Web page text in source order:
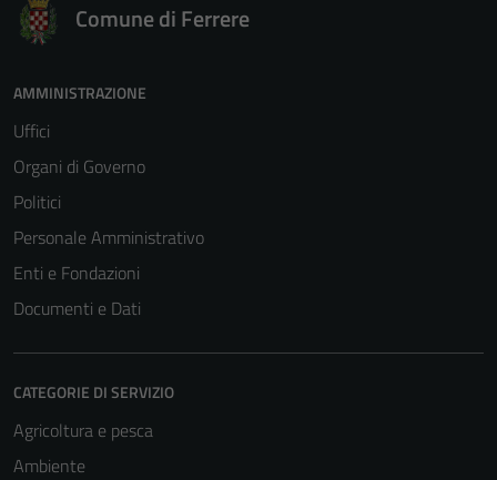
Comune di Ferrere
AMMINISTRAZIONE
Uffici
Organi di Governo
Politici
Personale Amministrativo
Enti e Fondazioni
Documenti e Dati
CATEGORIE DI SERVIZIO
Agricoltura e pesca
Ambiente